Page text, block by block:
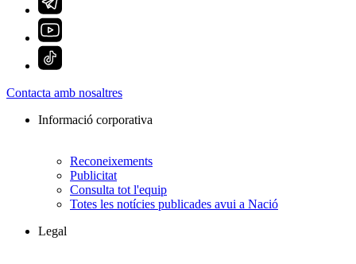
Contacta amb nosaltres
Informació corporativa
Reconeixements
Publicitat
Consulta tot l'equip
Totes les notícies publicades avui a Nació
Legal